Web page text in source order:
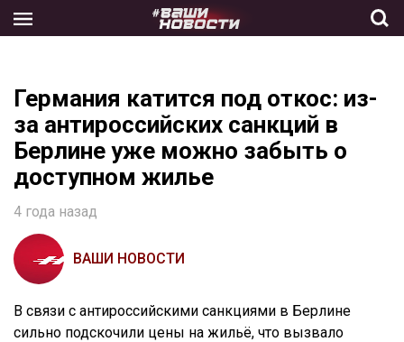
the
Германия катится под откос: из-
за антироссийских санкций в
Берлине уже можно забыть о
доступном жилье
4 года назад
ВАШИ НОВОСТИ
В связи с антироссийскими санкциями в Берлине
сильно подскочили цены на жильё, что вызвало